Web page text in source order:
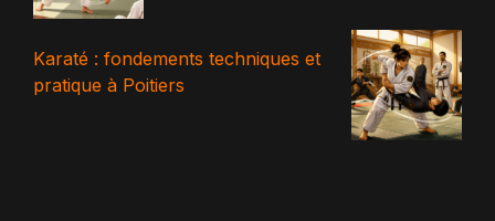
Karaté : fondements techniques et
pratique à Poitiers